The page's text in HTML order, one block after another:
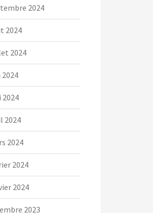
2024
2024
2024
2024
2024
2024
2024
2024
2023